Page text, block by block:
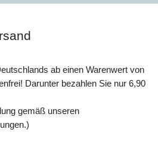
ab einen Warenwert von
Darunter bezahlen Sie nur 6,90
gemäß unseren